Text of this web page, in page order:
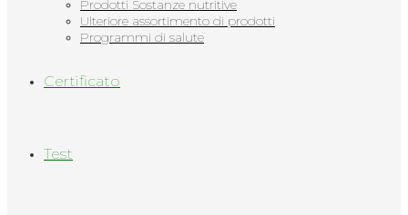
Prodotti Sostanze nutritive
Ulteriore assortimento di prodotti
Programmi di salute
Сertificato
Test